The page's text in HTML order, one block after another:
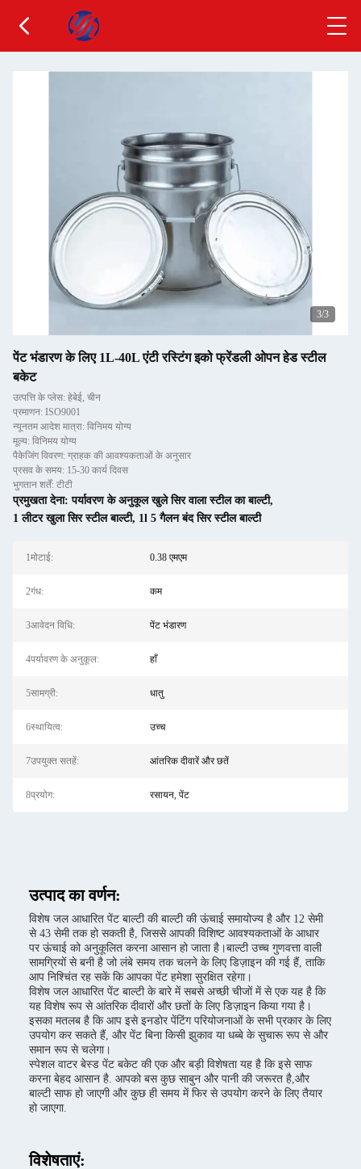
3/3
पेंट भंडारण के लिए 1L-40L एंटी रस्टिंग इको फ्रेंडली ओपन हेड स्टील
बकेट
उत्पत्ति के प्लेस: हेबेई, चीन
प्रमाणन: ISO9001
न्यूनतम आदेश मात्रा: विनिमय योग्य
मूल्य: विनिमय योग्य
पैकेजिंग विवरण: ग्राहक की आवश्यकताओं के अनुसार
प्रसव के समय: 15-30 कार्य दिवस
भुगतान शर्तें: टीटी
प्रमुखता देना:पर्यावरण के अनुकूल खुले सिर वाला स्टील का बाल्टी,
1 लीटर खुला सिर स्टील बाल्टी, 1l 5 गैलन बंद सिर स्टील बाल्टी
1मोटाई: 0.38 एमएम
2गंध: कम
3आवेदन विधि: पेंट भंडारण
4पर्यावरण के अनुकूल: हाँ
5सामग्री: धातु
6स्थायित्व: उच्च
7उपयुक्त सतहें: आंतरिक दीवारें और छतें
8प्रयोग: रसायन, पेंट
उत्पाद का वर्णन:
विशेष जल आधारित पेंट बाल्टी की बाल्टी की ऊंचाई समायोज्य है और 12 सेमी
से 43 सेमी तक हो सकती है, जिससे आपकी विशिष्ट आवश्यकताओं के आधार
पर ऊंचाई को अनुकूलित करना आसान हो जाता है।बाल्टी उच्च गुणवत्ता वाली
सामग्रियों से बनी है जो लंबे समय तक चलने के लिए डिज़ाइन की गई हैं, ताकि
आप निश्चिंत रह सकें कि आपका पेंट हमेशा सुरक्षित रहेगा।
विशेष जल आधारित पेंट बाल्टी के बारे में सबसे अच्छी चीजों में से एक यह है कि
यह विशेष रूप से आंतरिक दीवारों और छतों के लिए डिज़ाइन किया गया है।
इसका मतलब है कि आप इसे इनडोर पेंटिंग परियोजनाओं के सभी प्रकार के लिए
उपयोग कर सकते हैं, और पेंट बिना किसी झुकाव या धब्बे के सुचारू रूप से और
समान रूप से चलेगा।
स्पेशल वाटर बेस्ड पेंट बकेट की एक और बड़ी विशेषता यह है कि इसे साफ
करना बेहद आसान है. आपको बस कुछ साबुन और पानी की जरूरत है,और
बाल्टी साफ हो जाएगी और कुछ ही समय में फिर से उपयोग करने के लिए तैयार
हो जाएगा.
विशेषताएं: